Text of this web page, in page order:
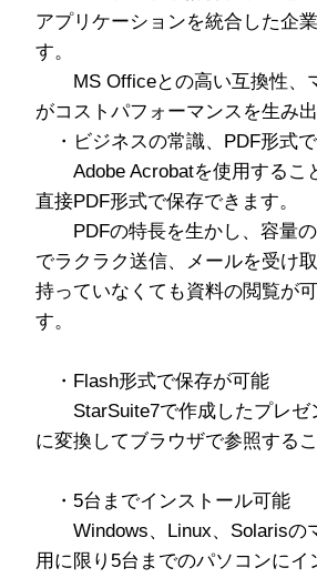
アプリケーションを統合した企
す。
MS Officeとの高い互換性、
がコストパフォーマンスを生み
・ビジネスの常識、PDF形式
Adobe Acrobatを使用するこ
直接PDF形式で保存できます。
PDFの特長を生かし、容量の
でラクラク送信、メールを受け
持っていなくても資料の閲覧が
す。
・Flash形式で保存が可能
StarSuite7で作成したプレゼ
に変換してブラウザで参照する
・5台までインストール可能
Windows、Linux、Solarisの
用に限り5台までのパソコンに